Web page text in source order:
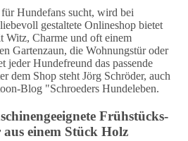
Hundefans sucht, wird bei
gestaltete Onlineshop bietet
Witz, Charme und oft einem
Gartenzaun, die Wohnungstür oder
jeder Hundefreund das passende
dem Shop steht Jörg Schröder, auch
Blog "Schroeders Hundeleben.
Frühstücks-
einem Stück Holz